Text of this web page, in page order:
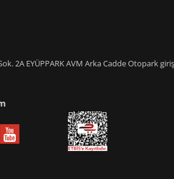
2A EYÜPPARK AVM Arka Cadde Otopark